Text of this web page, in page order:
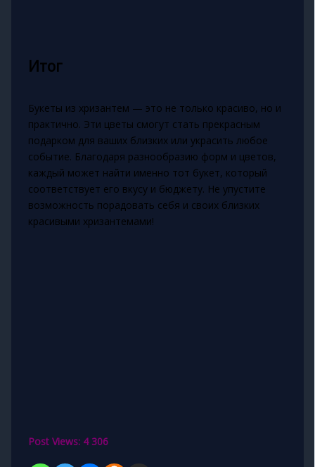
Итог
Букеты из хризантем — это не только красиво, но и
практично. Эти цветы смогут стать прекрасным
подарком для ваших близких или украсить любое
событие. Благодаря разнообразию форм и цветов,
каждый может найти именно тот букет, который
соответствует его вкусу и бюджету. Не упустите
возможность порадовать себя и своих близких
красивыми хризантемами!
Post Views: 4 306